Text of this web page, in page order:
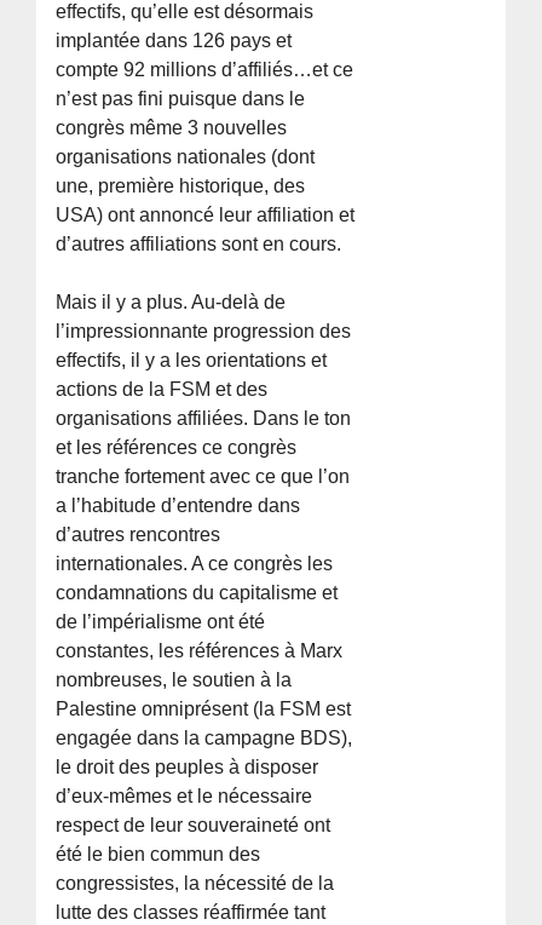
effectifs, qu’elle est désormais
implantée dans 126 pays et
compte 92 millions d’affiliés…et ce
n’est pas fini puisque dans le
congrès même 3 nouvelles
organisations nationales (dont
une, première historique, des
USA) ont annoncé leur affiliation et
d’autres affiliations sont en cours.
Mais il y a plus. Au-delà de
l’impressionnante progression des
effectifs, il y a les orientations et
actions de la FSM et des
organisations affiliées. Dans le ton
et les références ce congrès
tranche fortement avec ce que l’on
a l’habitude d’entendre dans
d’autres rencontres
internationales. A ce congrès les
condamnations du capitalisme et
de l’impérialisme ont été
constantes, les références à Marx
nombreuses, le soutien à la
Palestine omniprésent (la FSM est
engagée dans la campagne BDS),
le droit des peuples à disposer
d’eux-mêmes et le nécessaire
respect de leur souveraineté ont
été le bien commun des
congressistes, la nécessité de la
lutte des classes réaffirmée tant